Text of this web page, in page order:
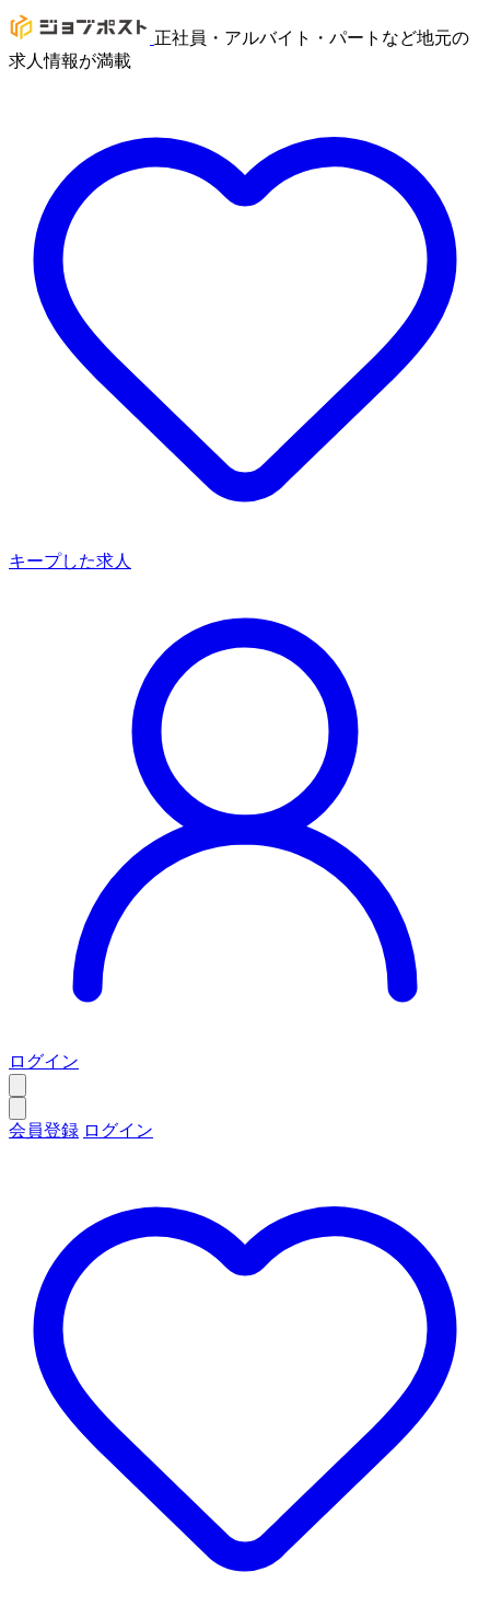
正社員・アルバイト・パートなど地元の
求人情報が満載
キープした求人
ログイン
会員登録 ログイン